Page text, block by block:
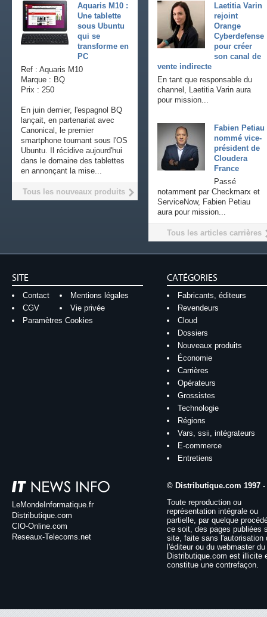
Laetitia Varin
rejoint
Orange
Cyberdefense
pour créer
son canal de
vente indirecte
En tant que responsable du
channel, Laetitia Varin aura
pour mission...
Fabien Petiau
nommé vice-
président de
Cloudera
France
Passé
notamment par Checkmarx et
ServiceNow, Fabien Petiau
aura pour mission...
Tous les articles carrières
Aquaris M10 :
Une tablette
sous Ubuntu
qui se
transforme en
PC
Ref : Aquaris M10
Marque : BQ
Prix : 250
En juin dernier, l'espagnol BQ
lançait, en partenariat avec
Canonical, le premier
smartphone tournant sous l'OS
Ubuntu. Il récidive aujourd'hui
dans le domaine des tablettes
en annonçant la mise...
Tous les nouveaux produits
SITE
Contact
Mentions légales
CGV
Vie privée
Paramètres Cookies
CATÉGORIES
Fabricants, éditeurs
Revendeurs
Cloud
Dossiers
Nouveaux produits
Économie
Carrières
Opérateurs
Grossistes
Technologie
Régions
Vars, ssii, intégrateurs
E-commerce
Entretiens
LeMondeInformatique.fr
Distributique.com
CIO-Online.com
Reseaux-Telecoms.net
© Distributique.com 1997 -
Toute reproduction ou
représentation intégrale ou
partielle, par quelque
ce soit, des pages publiées
site, faite sans l'autorisation
l'éditeur ou du webmaster
Distributique.com est illicite
constitue une contrefaçon.